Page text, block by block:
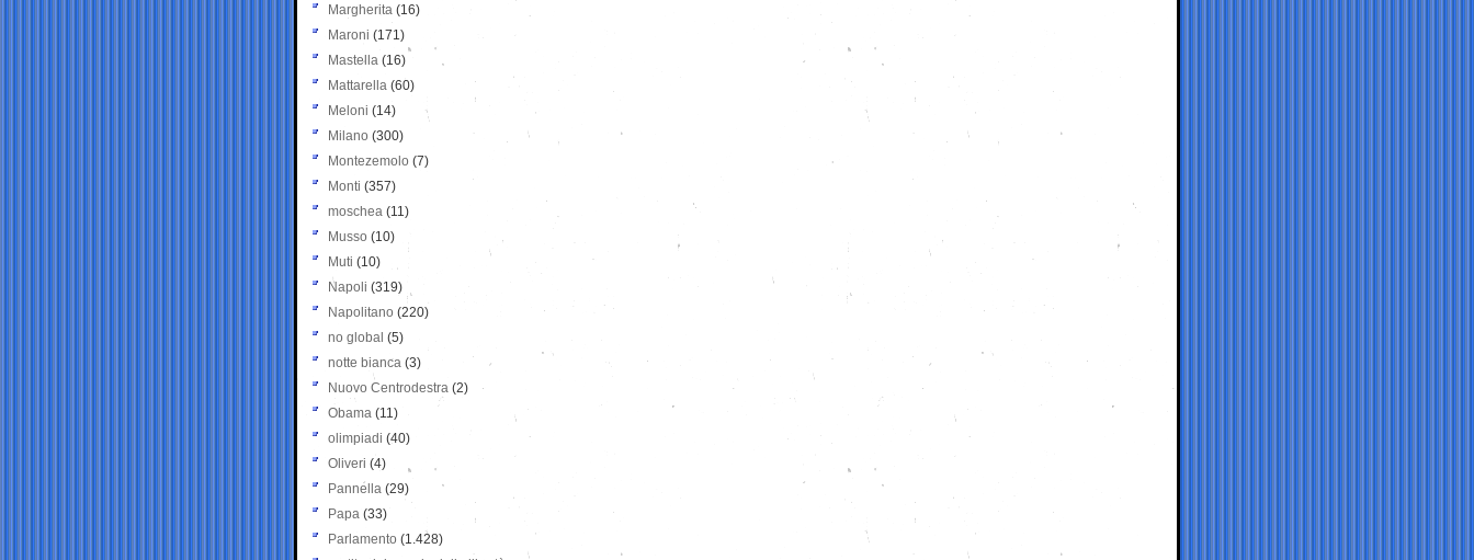
Margherita (16)
Maroni (171)
Mastella (16)
Mattarella (60)
Meloni (14)
Milano (300)
Montezemolo (7)
Monti (357)
moschea (11)
Musso (10)
Muti (10)
Napoli (319)
Napolitano (220)
no global (5)
notte bianca (3)
Nuovo Centrodestra (2)
Obama (11)
olimpiadi (40)
Oliveri (4)
Pannella (29)
Papa (33)
Parlamento (1.428)